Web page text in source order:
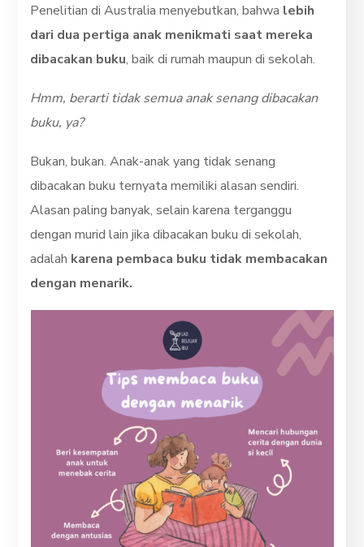
Penelitian di Australia menyebutkan, bahwa lebih
dari dua pertiga anak menikmati saat mereka
dibacakan buku, baik di rumah maupun di sekolah.
Hmm, berarti tidak semua anak senang dibacakan
buku, ya?
Bukan, bukan. Anak-anak yang tidak senang
dibacakan buku ternyata memiliki alasan sendiri.
Alasan paling banyak, selain karena terganggu
dengan murid lain jika dibacakan buku di sekolah,
adalah karena pembaca buku tidak membacakan
dengan menarik.